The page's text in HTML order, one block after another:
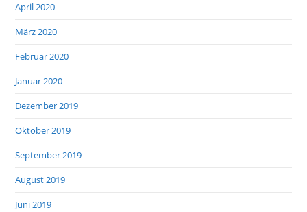
April 2020
März 2020
Februar 2020
Januar 2020
Dezember 2019
Oktober 2019
September 2019
August 2019
Juni 2019